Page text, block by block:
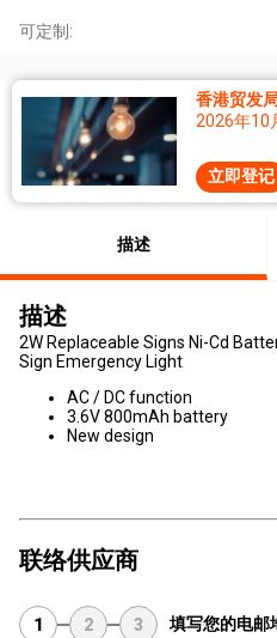
可定制:
香港贸发
2026年10
立即登记
描述
描述
2W Replaceable Signs Ni-Cd
Sign Emergency Light
AC / DC function
3.6V 800mAh battery
New design
联络供应商
1 2 3 填写您的电邮